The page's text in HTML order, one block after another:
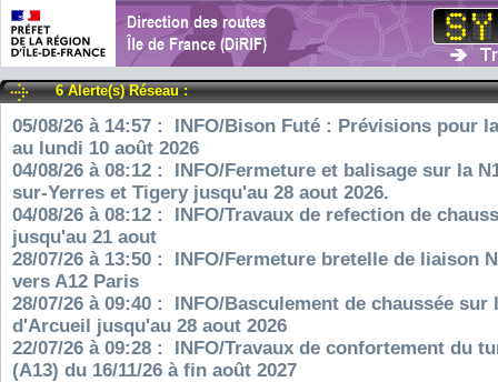
6 Alerte(s) Réseau :
05/08/26 à 14:57 : INFO/Bison Futé : Prévisions pour
au lundi 10 août 2026
04/08/26 à 08:12 : INFO/Fermeture et balisage sur la
sur-Yerres et Tigery jusqu'au 28 aout 2026.
04/08/26 à 08:12 : INFO/Travaux de refection de
jusqu'au 21 aout
28/07/26 à 13:50 : INFO/Fermeture bretelle de liaison
vers A12 Paris
28/07/26 à 09:40 : INFO/Basculement de chaussée sur
d'Arcueil jusqu'au 28 aout 2026
22/07/26 à 09:28 : INFO/Travaux de confortement du
(A13) du 16/11/26 à fin août 2027